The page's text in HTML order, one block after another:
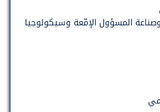
المسؤول الإمّعة وسيكولوجيا